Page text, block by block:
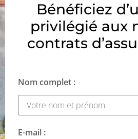
Bénéficiez
privilégié aux
contrats
Nom complet :
E-mail :